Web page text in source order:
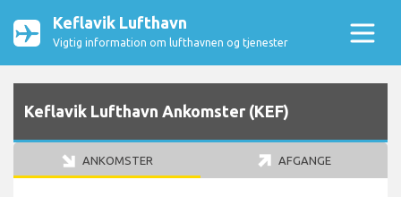
Keflavik Lufthavn
Vigtig information om lufthavnen og tjenester
Keflavik Lufthavn Ankomster (KEF)
ANKOMSTER AFGANGE